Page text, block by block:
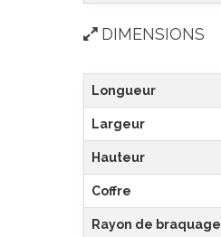
DIMENSIONS
Longueur
Largeur
Hauteur
Coffre
Rayon de braquage